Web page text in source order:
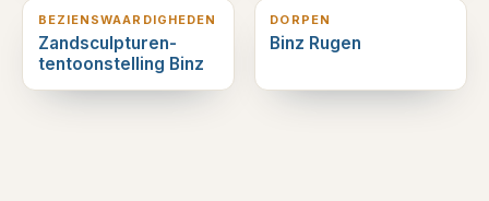
BEZIENSWAARDIGHEDEN
Zandsculpturen-
tentoonstelling Binz
DORPEN
Binz Rugen